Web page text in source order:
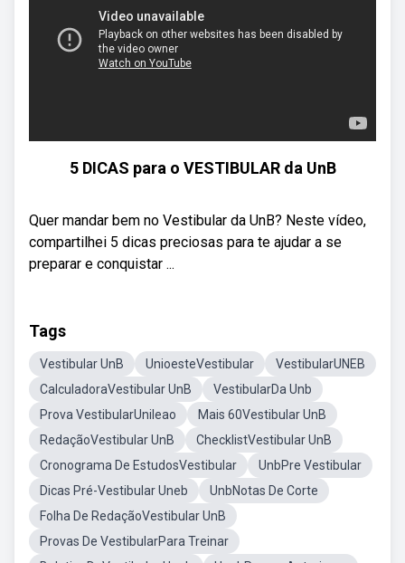
5 DICAS para o VESTIBULAR da UnB
Quer mandar bem no Vestibular da UnB? Neste vídeo,
compartilhei 5 dicas preciosas para te ajudar a se
preparar e conquistar ...
Tags
Vestibular UnB UnioesteVestibular
VestibularUNEB
CalculadoraVestibular UnB
VestibularDa Unb
Prova VestibularUnileao
Mais 60Vestibular UnB
RedaçãoVestibular UnB
ChecklistVestibular UnB
Cronograma De EstudosVestibular
UnbPre Vestibular
Dicas Pré-Vestibular Uneb
UnbNotas De Corte
Folha De RedaçãoVestibular UnB
Provas De VestibularPara Treinar